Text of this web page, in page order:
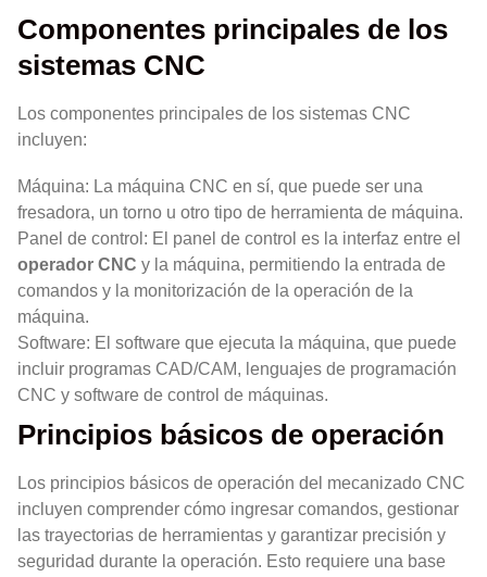
Componentes principales de los
sistemas CNC
Los componentes principales de los sistemas CNC
incluyen:
Máquina: La máquina CNC en sí, que puede ser una
fresadora, un torno u otro tipo de herramienta de máquina.
Panel de control: El panel de control es la interfaz entre el
operador CNC y la máquina, permitiendo la entrada de
comandos y la monitorización de la operación de la
máquina.
Software: El software que ejecuta la máquina, que puede
incluir programas CAD/CAM, lenguajes de programación
CNC y software de control de máquinas.
Principios básicos de operación
Los principios básicos de operación del mecanizado CNC
incluyen comprender cómo ingresar comandos, gestionar
las trayectorias de herramientas y garantizar precisión y
seguridad durante la operación. Esto requiere una base